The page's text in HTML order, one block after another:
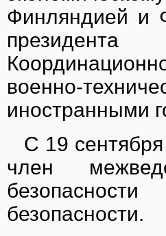
Финляндией и
военно-
иностранными
С 19
член
безопасности.